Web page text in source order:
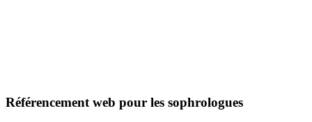
Référencement web pour les sophrologues